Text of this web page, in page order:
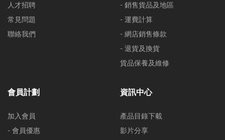
人才招聘
常見問題
聯絡我們
- 銷售貨品及地區
- 運費計算
- 網店銷售條款
- 退貨及換貨
貨品保養及維修
會員計劃
加入會員
- 會員優惠
資訊中心
產品目錄下載
影片分享